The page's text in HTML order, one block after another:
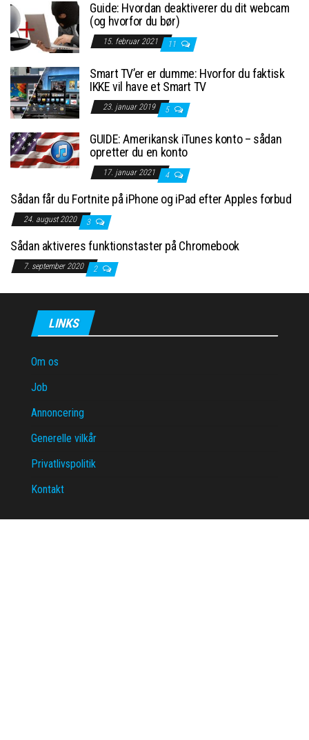
Guide: Hvordan deaktiverer du dit webcam
(og hvorfor du bør)
15. februar 2021 11
Smart TV’er er dumme: Hvorfor du faktisk
IKKE vil have et Smart TV
23. januar 2019 5
GUIDE: Amerikansk iTunes konto – sådan
opretter du en konto
17. januar 2021 4
Sådan får du Fortnite på iPhone og iPad efter Apples forbud
24. august 2020 3
Sådan aktiveres funktionstaster på Chromebook
7. september 2020 2
LINKS
Om os
Job
Annoncering
Generelle vilkår
Privatlivspolitik
Kontakt